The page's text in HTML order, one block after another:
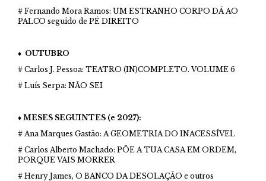
# Fernando Mora Ramos: UM ESTRANHO CORPO DÁ AO
PALCO seguido de PÉ DIREITO
♦ OUTUBRO
# Carlos J. Pessoa: TEATRO (IN)COMPLETO. VOLUME 6
# Luís Serpa: NÃO SEI
♦ MESES SEGUINTES (e 2027):
# Ana Marques Gastão: A GEOMETRIA DO INACESSÍVEL
# Carlos Alberto Machado: PÕE A TUA CASA EM ORDEM,
PORQUE VAIS MORRER
# Henry James, O BANCO DA DESOLAÇÃO e outros